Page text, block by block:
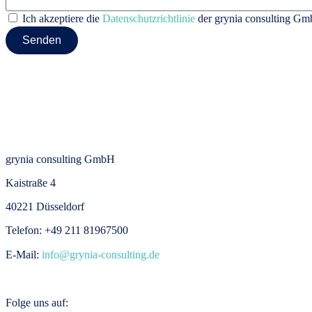
Ich akzeptiere die Datenschutzrichtlinie der grynia consulting
Senden
grynia consulting GmbH
Kaistraße 4
40221 Düsseldorf
Telefon: +49 211 81967500
E-Mail: info@grynia-consulting.de
Folge uns auf: